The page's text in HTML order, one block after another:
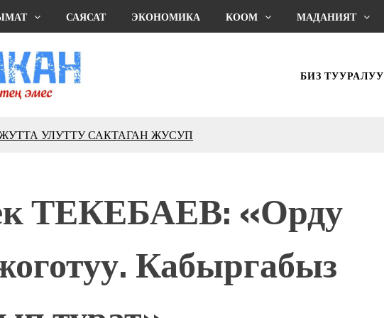
САЯСАТ ЭКОНОМИКА КООМ МАДАНИЯТ
БИЗ ТУУРАЛУУ
УЛУТТУ САКТАГАН ЖУСУП
"Кыргыз шахмат союзунун
болуп шайланышым сыймык жана чоң
ЖАПАРОВ: “Айтматовдой адабият алпы чыгыш
көч уланышы үчүн журнал сөзсүз керек!”
түнγ-2026”: Психолог Мээрим Мураталиева
ТЕКЕБАЕВ: «Орду
Кабыргабыз